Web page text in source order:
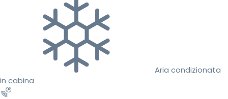
Aria condizionata
in cabina